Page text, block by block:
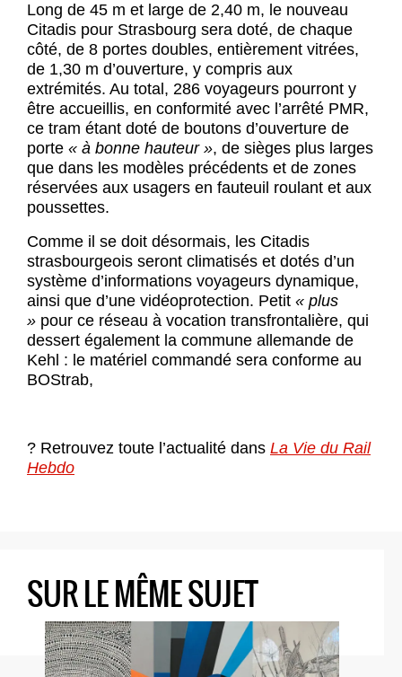
Long de 45 m et large de 2,40 m, le nouveau
Citadis pour Strasbourg sera doté, de chaque
côté, de 8 portes doubles, entièrement vitrées,
de 1,30 m d’ouverture, y compris aux
extrémités. Au total, 286 voyageurs pourront y
être accueillis, en conformité avec l’arrêté PMR,
ce tram étant doté de boutons d’ouverture de
porte « à bonne hauteur », de sièges plus larges
que dans les modèles précédents et de zones
réservées aux usagers en fauteuil roulant et aux
poussettes.
Comme il se doit désormais, les Citadis
strasbourgeois seront climatisés et dotés d’un
système d’informations voyageurs dynamique,
ainsi que d’une vidéoprotection. Petit « plus
» pour ce réseau à vocation transfrontalière, qui
dessert également la commune allemande de
Kehl : le matériel commandé sera conforme au
BOStrab,
? Retrouvez toute l’actualité dans La Vie du Rail
Hebdo
SUR LE MÊME SUJET